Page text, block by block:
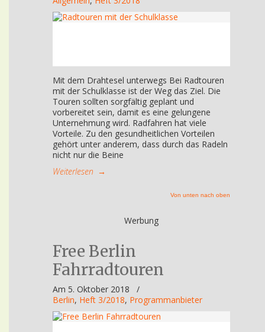
Mit dem Drahtesel unterwegs Bei Radtouren
mit der Schulklasse ist der Weg das Ziel. Die
Touren sollten sorgfältig geplant und
vorbereitet sein, damit es eine gelungene
Unternehmung wird. Radfahren hat viele
Vorteile. Zu den gesundheitlichen Vorteilen
gehört unter anderem, dass durch das Radeln
nicht nur die Beine
Weiterlesen →
Von unten nach oben
Werbung
Free Berlin
Fahrradtouren
Am 5. Oktober 2018
/
Berlin, Heft 3/2018, Programmanbieter